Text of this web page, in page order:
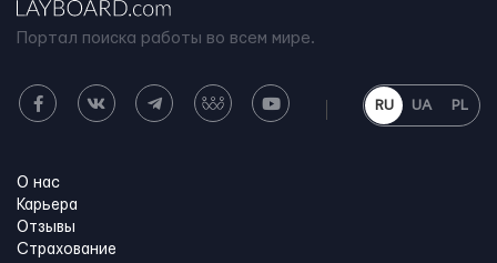
Портал поиска работы во всем мире.
RU UA PL
О нас
Карьера
Отзывы
Страхование